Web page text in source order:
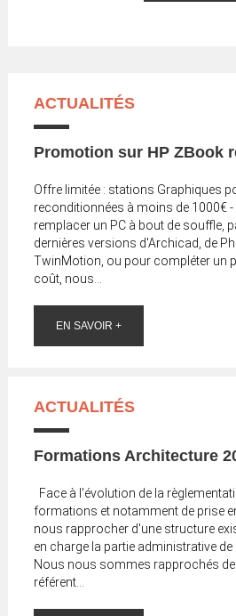
ACTUALITÉS
Promotion sur HP ZBook
Offre limitée : stations Graphiques
reconditionnées à moins de 1000€
remplacer un PC à bout de souffle,
dernières versions d'Archicad, de
TwinMotion, ou pour compléter un
coût, nous...
EN SAVOIR +
ACTUALITÉS
Formations Architecture
Face à l'évolution de la
formations et notamment de prise
nous rapprocher d'une structure
en charge la partie administrative
Nous nous sommes rapprochés de
référent...